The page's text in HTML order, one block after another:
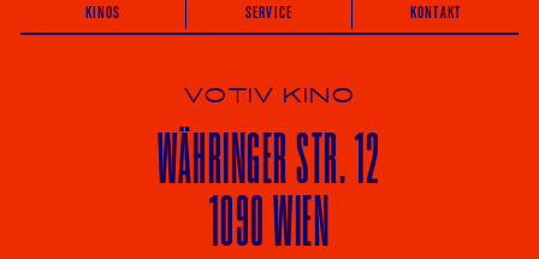
KINOS
SERVICE KONTAKT
VOTIV KINO
WÄHRINGERSTR. 12
1090 WIEN